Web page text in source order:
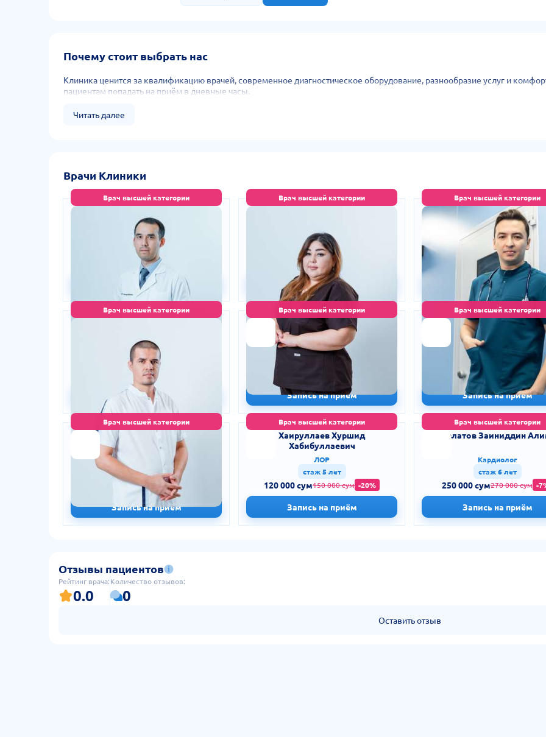
Почему стоит выбрать нас
Клиника ценится за квалификацию врачей, современное диагностическое оборудование, разнообразие услуг и
пациентам попада­ть на приём в дневные часы.
Читать далее
Врачи Клиники
Врач высшей категории
Уролог • Радиолог
стаж 16 лет
200 000 сум
Запись на приём
Врач высшей категории
Маммолог • Гинеколог • Онкогинеколог
стаж 13 лет
200 000 сум250 000 сум
Запись на приём
Врач высшей категории
Холдаров Махсудали
угли
Хирург
стаж 7 лет
200 000 сум 250 000 сум
Запись на приём
Врач высшей категории
Уролог • Андролог
стаж 12 лет
150 000 сум 200 000 сум
Запись на приём
Врач высшей категории
Абдуназаров Нуриддин
Садуллаевич
Кардиолог • Терапевт
стаж 10 лет
250 000 сум 270 000 сум
Запись на приём
Врач высшей категории
Абдурахмонов
Абдугаффарович
Кардиолог • Терапевт
стаж 6 лет
250 000 сум 270 000 сум -
Запись на приём
Врач высшей категории
Толипов Давлатхон
Мусулмонович
Хирург колопроктолог
стаж 7 лет
220 000 сум250 000 сум
Запись на приём
Врач высшей категории
Хаируллаев Хуршид
Хабибуллаевич
ЛОР
стаж 5 лет
120 000 сум150 000 сум -20%
Запись на приём
Врач высшей категории
Эшдавлатов Заиниддин
Кардиолог
стаж 6 лет
250 000 сум270 000 сум -
Запись на приём
Отзывы пациентов
Рейтинг врача:
0.0
Количество отзывов:
0
Оставить отзыв